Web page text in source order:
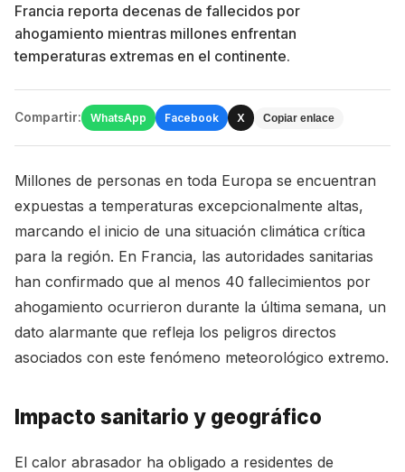
Francia reporta decenas de fallecidos por
ahogamiento mientras millones enfrentan
temperaturas extremas en el continente.
Compartir: WhatsApp Facebook X Copiar enlace
Millones de personas en toda Europa se encuentran
expuestas a temperaturas excepcionalmente altas,
marcando el inicio de una situación climática crítica
para la región. En Francia, las autoridades sanitarias
han confirmado que al menos 40 fallecimientos por
ahogamiento ocurrieron durante la última semana, un
dato alarmante que refleja los peligros directos
asociados con este fenómeno meteorológico extremo.
Impacto sanitario y geográfico
El calor abrasador ha obligado a residentes de